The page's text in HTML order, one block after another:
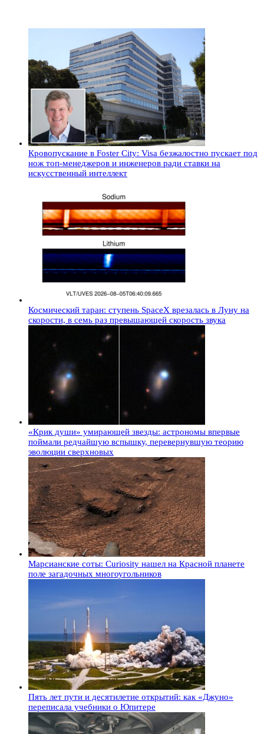
Кровопускание в Foster City: Visa безжалостно пускает под
нож топ-менеджеров и инженеров ради ставки на
искусственный интеллект
Космический таран: ступень SpaceX врезалась в Луну на
скорости, в семь раз превышающей скорость звука
«Крик души» умирающей звезды: астрономы впервые
поймали редчайшую вспышку, перевернувшую теорию
эволюции сверхновых
Марсианские соты: Curiosity нашел на Красной планете
поле загадочных многоугольников
Пять лет пути и десятилетие открытий: как «Джуно»
переписала учебники о Юпитере